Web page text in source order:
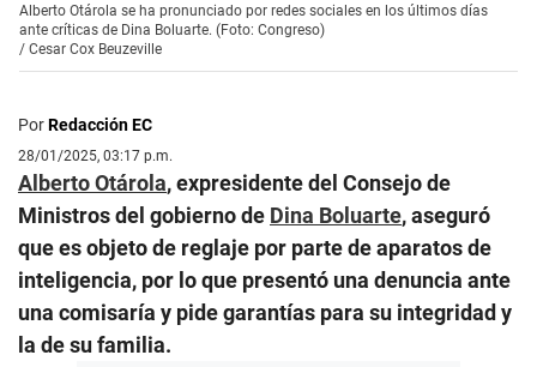
Alberto Otárola se ha pronunciado por redes sociales en los últimos días
ante críticas de Dina Boluarte. (Foto: Congreso)
/ Cesar Cox Beuzeville
PorRedacción EC
28/01/2025, 03:17 p.m.
Alberto Otárola, expresidente del Consejo de
Ministros del gobierno de Dina Boluarte, aseguró
que es objeto de reglaje por parte de aparatos de
inteligencia, por lo que presentó una denuncia ante
una comisaría y pide garantías para su integridad y
la de su familia.